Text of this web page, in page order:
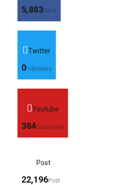
5,883Fans
Twitter
0Followers
Youtube
384Subscriber
Post
22,196Post